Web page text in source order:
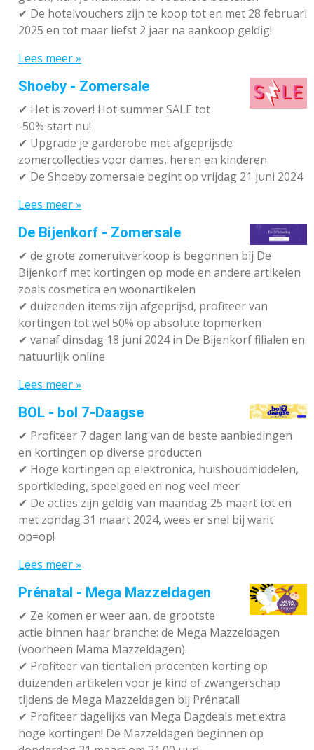
✔ De hotelvouchers zijn te koop tot en met 28 februari
2025 en tot maar liefst 2 jaar na aankoop geldig!
Lees meer »
Shoeby - Zomersale
✔ Het is zover! Hot summer SALE tot
-50% start nu!
✔ Upgrade je garderobe met afgeprijsde
zomercollecties voor dames, heren en kinderen
✔ De Shoeby zomersale begint op vrijdag 21 juni 2024
Lees meer »
De Bijenkorf - Zomersale
✔ de grote zomeruitverkoop is begonnen bij De
Bijenkorf met kortingen op mode en andere artikelen
zoals cosmetica en woonartikelen
✔ duizenden items zijn afgeprijsd, profiteer van
kortingen tot wel 50% op absolute topmerken
✔ vanaf dinsdag 18 juni 2024 in De Bijenkorf filialen en
natuurlijk online
Lees meer »
BOL - bol 7-Daagse
✔ Profiteer 7 dagen lang van de beste aanbiedingen
en kortingen op diverse producten
✔ Hoge kortingen op elektronica, huishoudmiddelen,
sportkleding, speelgoed en nog veel meer
✔ De acties zijn geldig van maandag 25 maart tot en
met zondag 31 maart 2024, wees er snel bij want
op=op!
Lees meer »
Prénatal - Mega Mazzeldagen
✔ Ze komen er weer aan, de grootste
actie binnen haar branche: de Mega Mazzeldagen
(voorheen Mama Mazzeldagen).
✔ Profiteer van tientallen procenten korting op
duizenden artikelen voor je kind of zwangerschap
tijdens de Mega Mazzeldagen bij Prénatal!
✔ Profiteer dagelijks van Mega Dagdeals met extra
hoge kortingen! De Mazzeldagen beginnen op